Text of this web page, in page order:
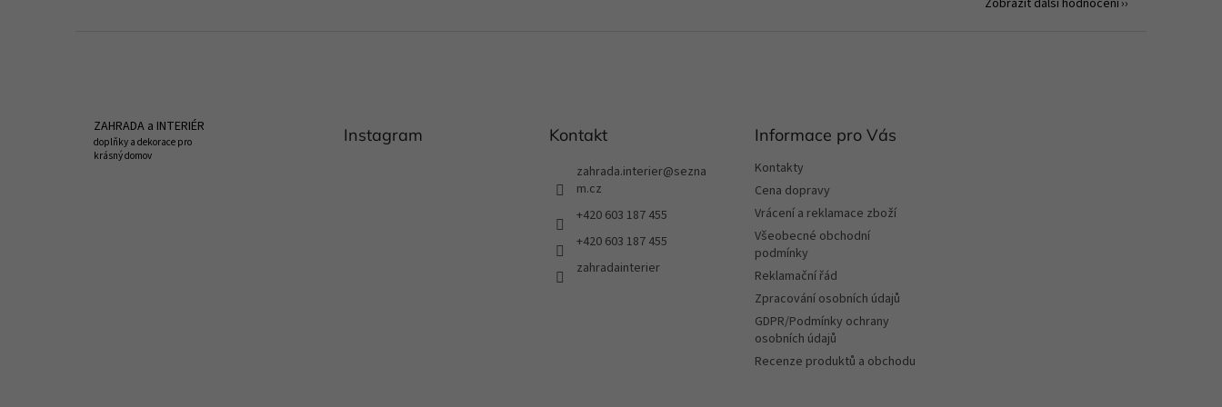
ZAHRADA a INTERIÉR
doplňky a dekorace pro
krásný domov
Instagram Kontakt
zahrada.interier@sezna
m.cz
+420 603 187 455
+420 603 187 455
zahradainterier
Informace pro Vás
Kontakty
Cena dopravy
Vrácení a reklamace zboží
Všeobecné obchodní
podmínky
Reklamační řád
Zpracování osobních údajů
GDPR/Podmínky ochrany
osobních údajů
Recenze produktů a obchodu